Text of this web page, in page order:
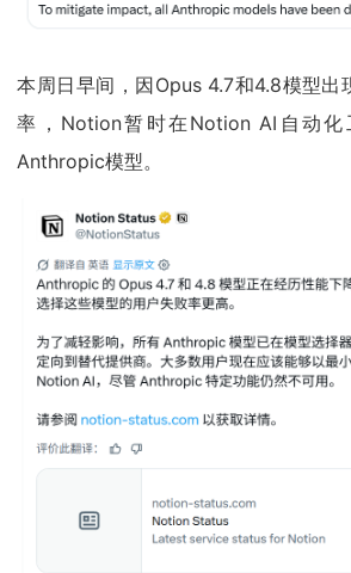
本周日早间，因Opus 4.7和4.8模型出
率，Notion暂时在Notion AI自动
Anthropic模型。